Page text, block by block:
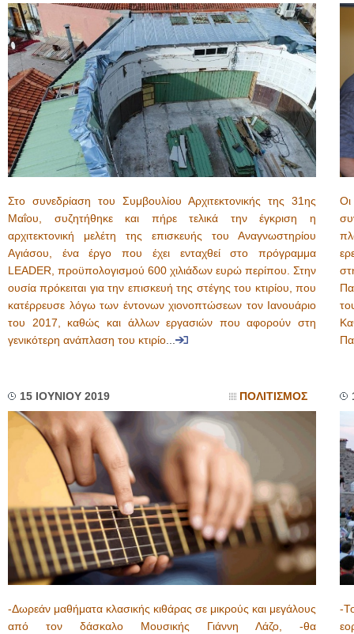
Στο συνεδρίαση του Συμβουλίου Αρχιτεκτονικής της 31ης
Μαΐου, συζητήθηκε και πήρε τελικά την έγκριση η
αρχιτεκτονική μελέτη της επισκευής του Αναγνωστηρίου
Αγιάσου, ένα έργο που έχει ενταχθεί στο πρόγραμμα
LEADER, προϋπολογισμού 600 χιλιάδων ευρώ περίπου. Στην
ουσία πρόκειται για την επισκευή της στέγης του κτιρίου, που
κατέρρευσε λόγω των έντονων χιονοπτώσεων τον Ιανουάριο
του 2017, καθώς και άλλων εργασιών που αφορούν στη
γενικότερη ανάπλαση του κτιρίο...
15 ΙΟΥΝΙΟΥ 2019 ΠΟΛΙΤΙΣΜΟΣ
-Δωρεάν μαθήματα κλασικής κιθάρας σε μικρούς και μεγάλους
από τον δάσκαλο Μουσικής Γιάννη Λάζο, -θα
-